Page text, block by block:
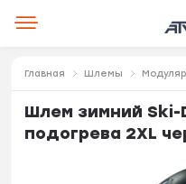
Главная Шлемы Модуляр
Шлем зимний Ski-
подогрева 2XL